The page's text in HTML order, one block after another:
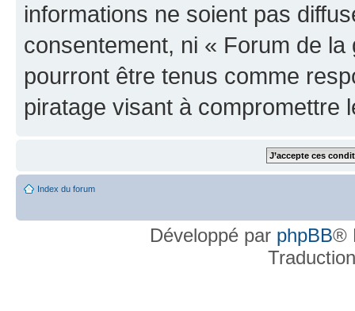
informations ne soient pas
consentement, ni « Forum de
pourront être tenus comme
piratage visant à compromettre
Index du forum
Développé par phpBB®